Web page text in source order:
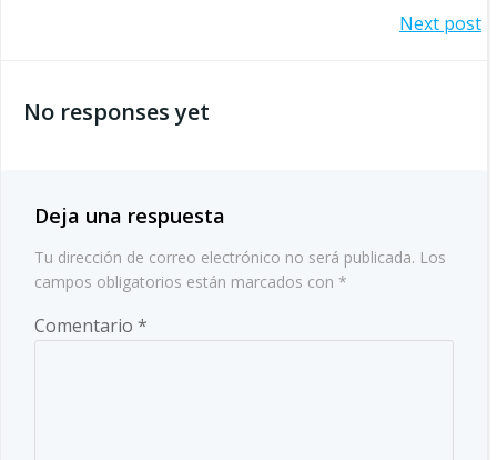
las
por
las
entradas
Next post
No responses yet
Deja una respuesta
Tu dirección de correo electrónico no será publicada. Los
campos obligatorios están marcados con *
Comentario *